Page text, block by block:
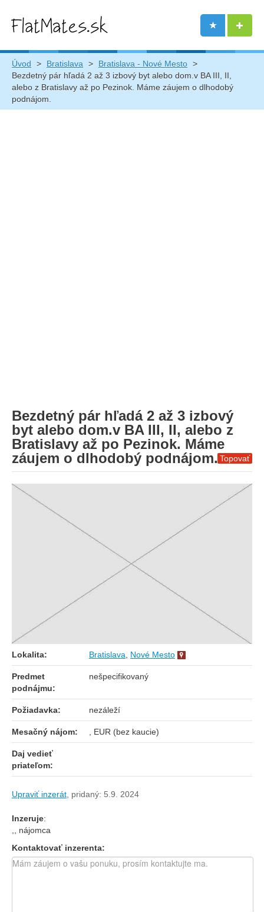
Úvod > Bratislava > Bratislava - Nové Mesto >
Bezdetný pár hľadá 2 až 3 izbový byt alebo dom.v BA III, II,
alebo z Bratislavy až po Pezinok. Máme záujem o dlhodobý
podnájom.
Bezdetný pár hľadá 2 až 3 izbový
byt alebo dom.v BA III, II, alebo z
Bratislavy až po Pezinok. Máme
záujem o dlhodobý podnájom.Topovať
Lokalita: Bratislava Nové Mesto
Predmet
podnájmu:
nešpecifikovaný
Požiadavka: nezáleží
Mesačný nájom: , EUR (bez kaucie)
Daj vedieť
priateľom:
Upraviť inzerát pridaný: 5.9. 2024
Inzeruje:
,, nájomca
Kontaktovať inzerenta: